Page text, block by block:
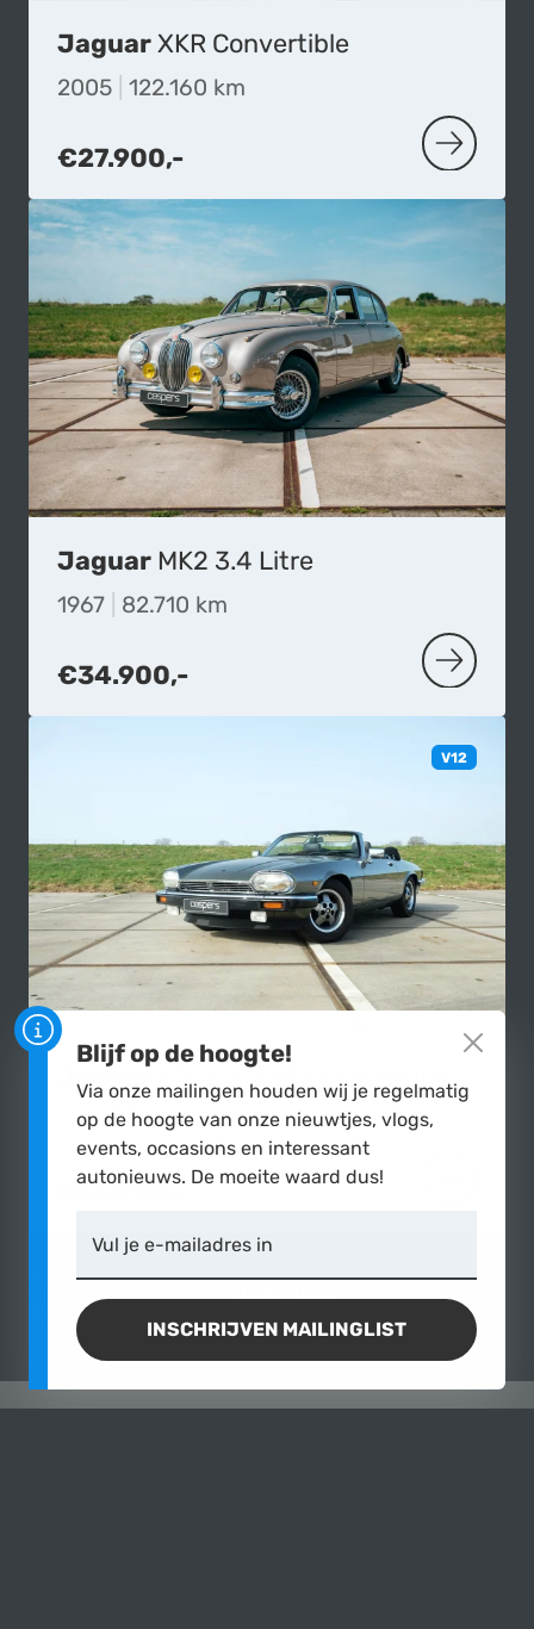
Jaguar XKR Convertible
2005 122.160 km
€27.900,- MEER
Jaguar MK2 3.4 Litre
1967 82.710 km
€34.900,- MEER
V12
Jaguar XJ-S 5.3 V12 Convertible
1988|181.220 km
€14.990,-
Blijf op de hoogte!
Via onze mailingen houden wij je regelmatig
op de hoogte van onze nieuwtjes, vlogs,
events, occasions en interessant
autonieuws. De moeite waard dus!
Vul je e-mailadres in
INSCHRIJVEN MAILINGLIST